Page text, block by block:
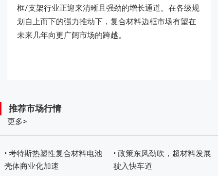
框/支架行业正迎来清晰且强劲的增长通道。在各级规
划自上而下的强力推动下，复合材料边框市场有望在
未来几年向更广阔市场的跨越。
推荐市场行情
更多>
• 考特斯热塑性复合材料电池
壳体商业化加速
• 政策东风劲吹，超材料发展
驶入快车道